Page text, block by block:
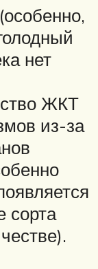
нет
ЖКТ
из-за
сорта